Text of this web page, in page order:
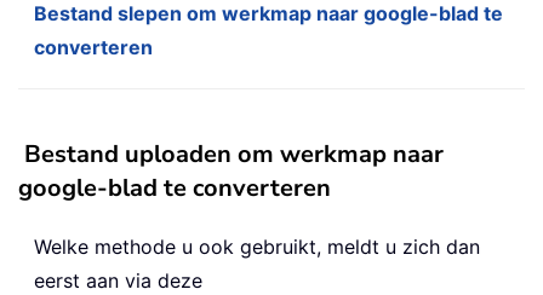
Bestand slepen om werkmap naar google-blad te
converteren
Bestand uploaden om werkmap naar
google-blad te converteren
Welke methode u ook gebruikt, meldt u zich dan
eerst aan via deze